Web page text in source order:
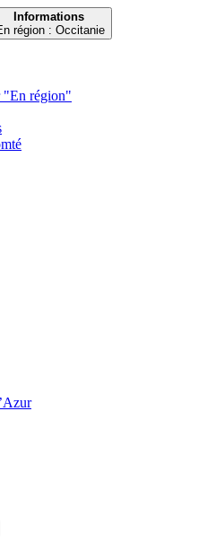
Informations
région : Occitanie
"En région"